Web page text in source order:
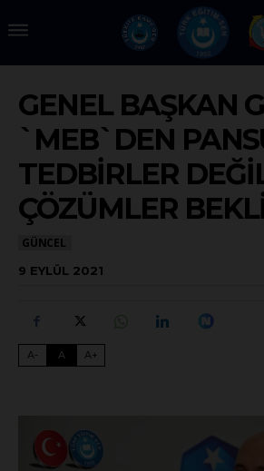
GENEL BAŞKAN
`MEB`DEN
TEDBİRLER
ÇÖZÜMLER
GÜNCEL
9 EYLÜL 2021
A- A A+